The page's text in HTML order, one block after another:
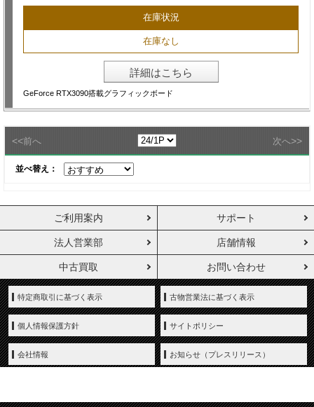
在庫状況
在庫なし
詳細はこちら
GeForce RTX3090搭載グラフィックボード
<<前へ 次へ>>
並べ替え：
ご利用案内 サポート
法人営業部 店舗情報
中古買取 お問い合わせ
特定商取引に基づく表示 古物営業法に基づく表示
個人情報保護方針 サイトポリシー
会社情報 お知らせ（プレスリリース）